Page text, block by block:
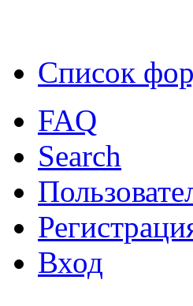
Список
FAQ
Search
Вход